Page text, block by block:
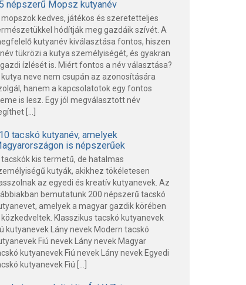
népszerű Mopsz kutyanév
kedves, játékos és szeretetteljes
hódítják meg gazdáik szívét. A
kutyanév kiválasztása fontos, hiszen
tükrözi a kutya személyiségét, és gyakran
ízlését is. Miért fontos a név választása?
neve nem csupán az azonosítására
hanem a kapcsolatotok egy fontos
is lesz. Egy jól megválasztott név
[…]
tacskó kutyanév, amelyek
is népszerűek
kis termetű, de hatalmas
kutyák, akikhez tökéletesen
az egyedi és kreatív kutyanevek. Az
bemutatunk 200 népszerű tacskó
amelyek a magyar gazdik körében
közkedveltek. Klasszikus tacskó kutyanevek
kutyanevek Lány nevek Modern tacskó
Fiú nevek Lány nevek Magyar
kutyanevek Fiú nevek Lány nevek Egyedi
kutyanevek Fiú […]